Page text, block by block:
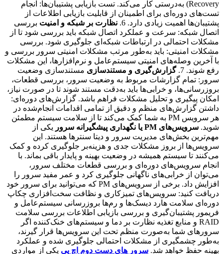
Recovery) به‌درستی کار می‌کند. تست بازیابی پشتیبان‌ها: انجام
تست‌های دوره‌ای برای اطمینان از قابلیت بازیابی اطلاعات از
پشتیبان‌ها اهمیت زیادی دارد. 6.
نظارت بر شبکه و امنیت بررسی
اتصال شبکه: سرعت و عملکرد اتصال شبکه باید بررسی شود تا از
مشکلات احتمالی در ارتباطات شبکه‌ای جلوگیری شود. بررسی
مشکلات امنیتی: باید به‌طور مرتب مشکلات امنیتی سرور بررسی و
با آخرین وصله‌های امنیتی سیستم‌عامل و نرم‌افزارها، این مشکلات
رفع شوند. 7.
گزارش‌گیری و مستندسازی مستندسازی وضعیت
سرور: تمام گزارشات مربوط به وضعیت سرور، بررسی قطعات،
بروزرسانی‌ها، و خرابی‌ها باید به‌دقت مستند شوند تا در صورت نیاز،
امکان پیگیری و تحلیل مشکلات فراهم باشد. گزارش‌های دوره‌ای:
داشتن گزارش‌های منظم و دقیق از تمامی اقدامات انجام‌شده در
هر سرویس PM به شما کمک می‌کند تا از سلامت سیستم مطمئن
شوید. سرویس‌های PM یا نگهداری پیشگیرانه سرور
یکی از
مهم‌ترین بخش‌های مدیریت سرور و دیتا سنترها هستند. این
سرویس‌ها از بروز مشکلات جدی و هزینه‌بر جلوگیری کرده و کمک
می‌کنند تا سیستم همیشه در وضعیت بهینه و پایدار باقی بماند. با
انجام سرویس‌های دوره‌ای و بررسی قطعات مختلف سرور،
می‌توان از خرابی‌های ناگهانی جلوگیری کرد و عمر مفید سرور را
افزایش داد. برخی از سرویس‌های PM که می‌توانید برای سرور خود
دریافت کنید: سرویس‌های تمیزکاری و نظافت سخت‌افزاری چکاپ
دوره‌ای سلامت هارد دیسک‌ها و رم‌ها بروزرسانی سیستم‌عامل و
فریمور پشتیبان‌گیری و بررسی بازیابی اطلاعات بررسی سلامت
RAID و منابع تغذیه نظارت بر دما و سیستم‌های خنک‌کننده اگر
سرورهای شما به‌صورت منظم تحت این سرویس‌ها قرار گیرند،
به‌طور چشمگیری از مشکلات احتمالی جلوگیری شده و عملکرد
بهینه حفظ خواهد شد. سرور های دست دوم اچ پی یکی از مواردی